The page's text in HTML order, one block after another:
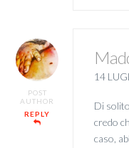
POST
AUTHOR
REPLY
14
Di
credo
caso,